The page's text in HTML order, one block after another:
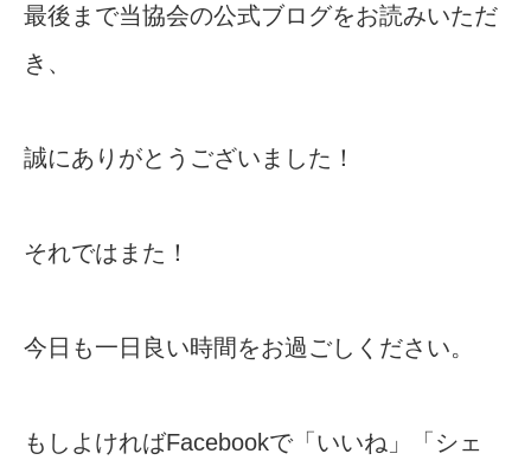
最後まで当協会の公式ブログをお読みいただ
き、
誠にありがとうございました！
それではまた！
今日も一日良い時間をお過ごしください。
もしよければFacebookで「いいね」「シェ